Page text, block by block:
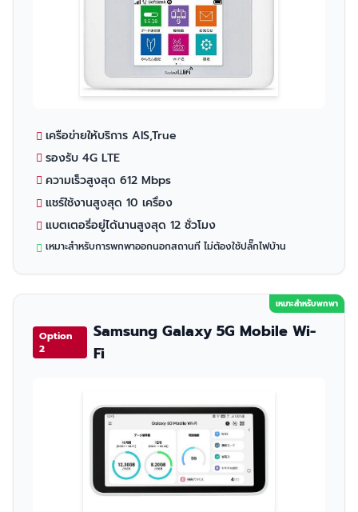
เครือข่ายให้บริการ AIS,True
รองรับ 4G LTE
ความเร็วสูงสุด 612 Mbps
แชร์ใช้งานสูงสุด 10 เครื่อง
แบตเตอรี่อยู่ได้นานสูงสุด 12 ชั่วโมง
เหมาะสำหรับการพกพาออกนอกสถานที่ ไม่ต้องใช้ปลั๊กไฟบ้าน
เหมาะสำหรับพกพา
Option
2
Samsung Galaxy 5G Mobile Wi-
Fi